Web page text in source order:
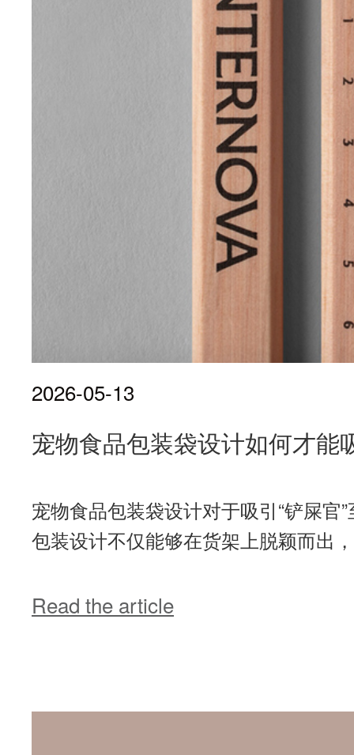
2026-05-13
宠物食品包装袋设计如何才能
宠物食品包装袋设计对于吸引“铲屎官
包装设计不仅能够在货架上脱颖而出
Read the article